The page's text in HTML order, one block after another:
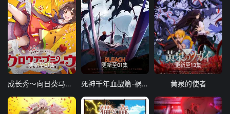
更新至01集
成长秀～向日葵马戏团～
更新至01集
死神千年血战篇-祸进谭-
更新至13集
黄泉的使者